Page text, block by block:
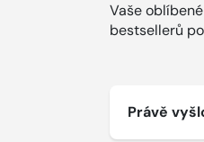
Vaše
bestsellerů
Právě